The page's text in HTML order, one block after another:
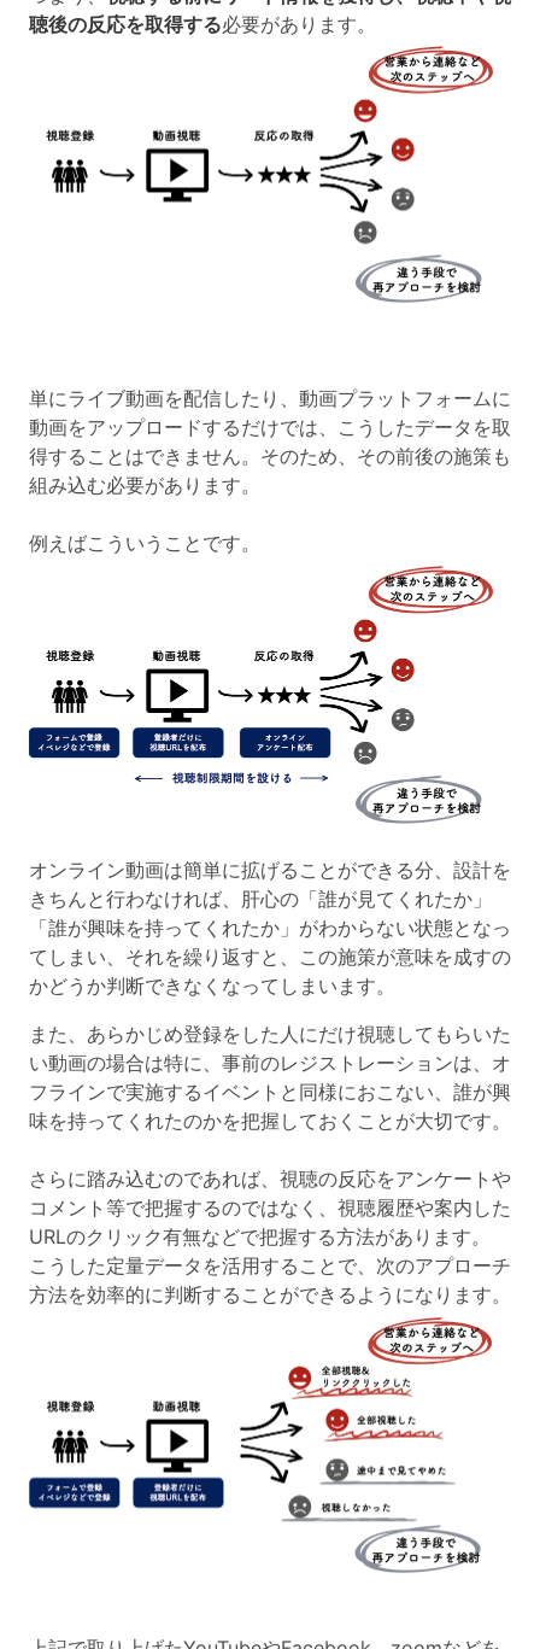
聴後の反応を取得する必要があります。
単にライブ動画を配信したり、動画プラットフォームに
動画をアップロードするだけでは、こうしたデータを取
得することはできません。そのため、その前後の施策も
組み込む必要があります。
例えばこういうことです。
オンライン動画は簡単に拡げることができる分、設計を
きちんと行わなければ、肝心の「誰が見てくれたか」
「誰が興味を持ってくれたか」がわからない状態となっ
てしまい、それを繰り返すと、この施策が意味を成すの
かどうか判断できなくなってしまいます。
また、あらかじめ登録をした人にだけ視聴してもらいた
い動画の場合は特に、事前のレジストレーションは、オ
フラインで実施するイベントと同様におこない、誰が興
味を持ってくれたのかを把握しておくことが大切です。
さらに踏み込むのであれば、視聴の反応をアンケートや
コメント等で把握するのではなく、視聴履歴や案内した
URLのクリック有無などで把握する方法があります。
こうした定量データを活用することで、次のアプローチ
方法を効率的に判断することができるようになります。